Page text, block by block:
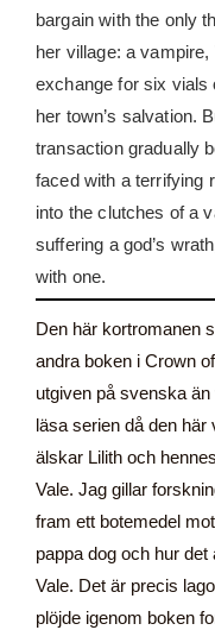
bargain with the only
her village: a
exchange for six vials
her town’s salvation.
transaction gradually
faced with a terrifying
into the clutches of a
suffering a god’s
with one.
Den här kortromanen
andra boken i Crown
utgiven på svenska
läsa serien då den
älskar Lilith och
Vale. Jag gillar
fram ett botemedel
pappa dog och hur
Vale. Det är precis
plöjde igenom boken